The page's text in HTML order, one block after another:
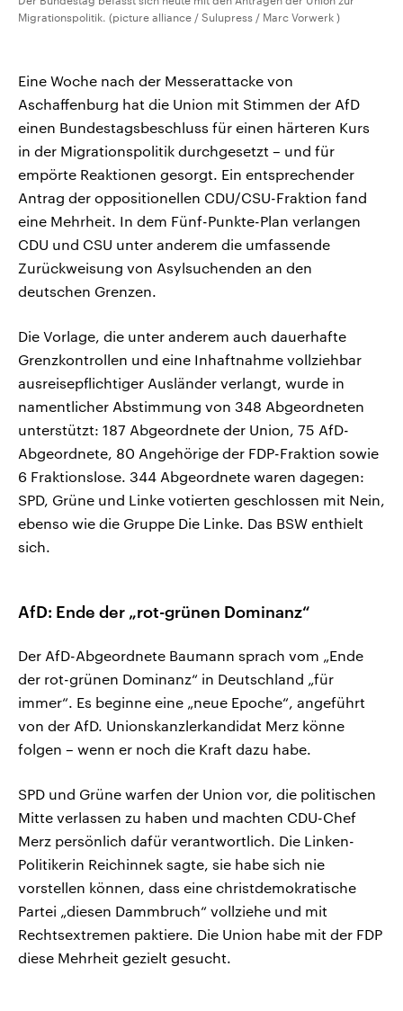
Migrationspolitik. (picture alliance / Sulupress / Marc Vorwerk )
Eine Woche nach der Messerattacke von
Aschaffenburg hat die Union mit Stimmen der AfD
einen Bundestagsbeschluss für einen härteren Kurs
in der Migrationspolitik durchgesetzt – und für
empörte Reaktionen gesorgt. Ein entsprechender
Antrag der oppositionellen CDU/CSU-Fraktion fand
eine Mehrheit. In dem Fünf-Punkte-Plan verlangen
CDU und CSU unter anderem die umfassende
Zurückweisung von Asylsuchenden an den
deutschen Grenzen.
Die Vorlage, die unter anderem auch dauerhafte
Grenzkontrollen und eine Inhaftnahme vollziehbar
ausreisepflichtiger Ausländer verlangt, wurde in
namentlicher Abstimmung von 348 Abgeordneten
unterstützt: 187 Abgeordnete der Union, 75 AfD-
Abgeordnete, 80 Angehörige der FDP-Fraktion sowie
6 Fraktionslose. 344 Abgeordnete waren dagegen:
SPD, Grüne und Linke votierten geschlossen mit Nein,
ebenso wie die Gruppe Die Linke. Das BSW enthielt
sich.
AfD: Ende der „rot-grünen Dominanz“
Der AfD-Abgeordnete Baumann sprach vom „Ende
der rot-grünen Dominanz“ in Deutschland „für
immer“. Es beginne eine „neue Epoche“, angeführt
von der AfD. Unionskanzlerkandidat Merz könne
folgen – wenn er noch die Kraft dazu habe.
SPD und Grüne warfen der Union vor, die politischen
Mitte verlassen zu haben und machten CDU-Chef
Merz persönlich dafür verantwortlich. Die Linken-
Politikerin Reichinnek sagte, sie habe sich nie
vorstellen können, dass eine christdemokratische
Partei „diesen Dammbruch“ vollziehe und mit
Rechtsextremen paktiere. Die Union habe mit der FDP
diese Mehrheit gezielt gesucht.